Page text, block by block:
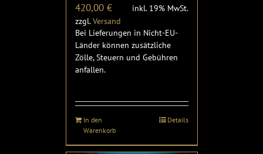
420,00 €
inkl. 19% MwSt.
zzgl.Versand
Bei Lieferungen in Nicht-EU-
Länder können zusätzliche
Zölle, Steuern und Gebühren
anfallen.
In den
Warenkorb
Details